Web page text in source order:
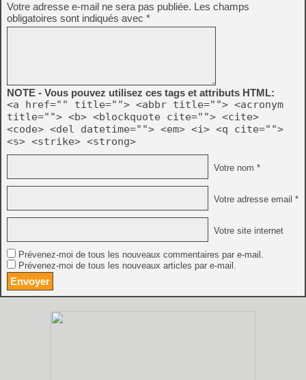
Votre adresse e-mail ne sera pas publiée. Les champs
obligatoires sont indiqués avec *
NOTE - Vous pouvez utilisez ces tags et attributs HTML:
<a href="" title=""> <abbr title=""> <acronym
title=""> <b> <blockquote cite=""> <cite>
<code> <del datetime=""> <em> <i> <q cite="">
<s> <strike> <strong>
Votre nom *
Votre adresse email *
Votre site internet
Prévenez-moi de tous les nouveaux commentaires par e-mail.
Prévenez-moi de tous les nouveaux articles par e-mail.